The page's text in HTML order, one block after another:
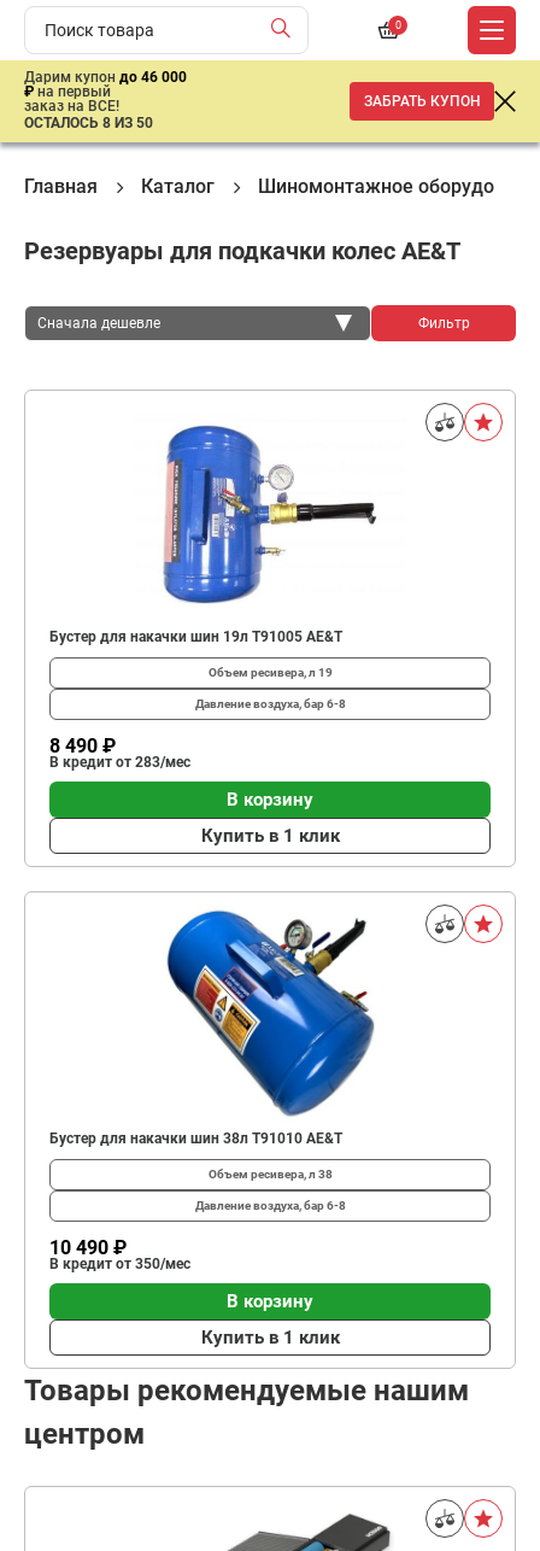
0
Дарим купон до 46 000
₽ на первый
заказ на ВСЕ!
ОСТАЛОСЬ 8 ИЗ 50
ЗАБРАТЬ КУПОН
Главная Каталог Шиномонтажное
Резервуары для подкачки колес AE&T
Сначала дешевле Фильтр
Бустер для накачки шин 19л T91005 AE&T
Объем ресивера, л 19
Давление воздуха, бар6-8
8 490 ₽
В кредит от 283/мес
В корзину
Купить в 1 клик
Бустер для накачки шин 38л T91010 AE&T
Объем ресивера, л 38
Давление воздуха, бар6-8
10 490 ₽
В кредит от 350/мес
В корзину
Купить в 1 клик
Товары рекомендуемые нашим
центром